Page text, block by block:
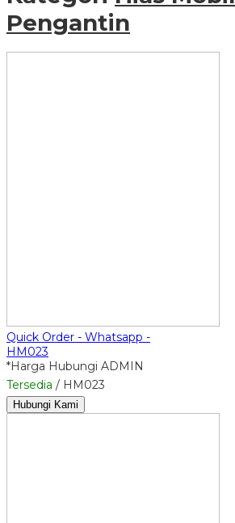
Pengantin
Quick Order - Whatsapp -
HM023
*Harga Hubungi ADMIN
Tersedia / HM023
Hubungi Kami